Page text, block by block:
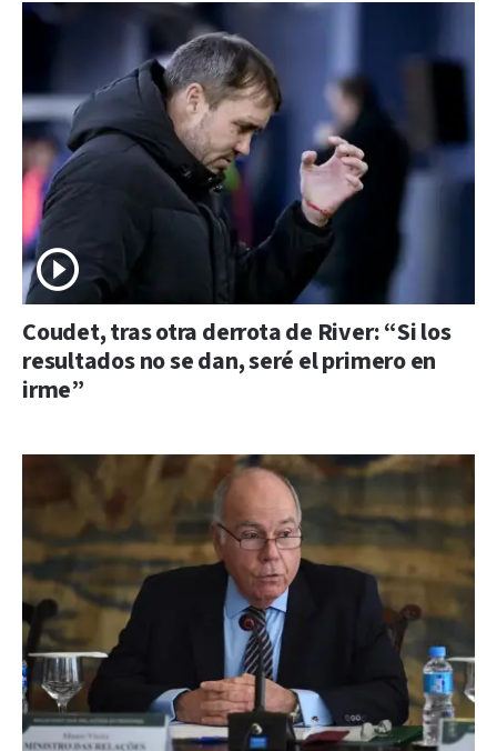
Coudet, tras otra derrota de River: “Si los
resultados no se dan, seré el primero en
irme”